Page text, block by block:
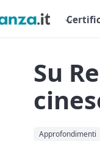
Su
Approfondimenti